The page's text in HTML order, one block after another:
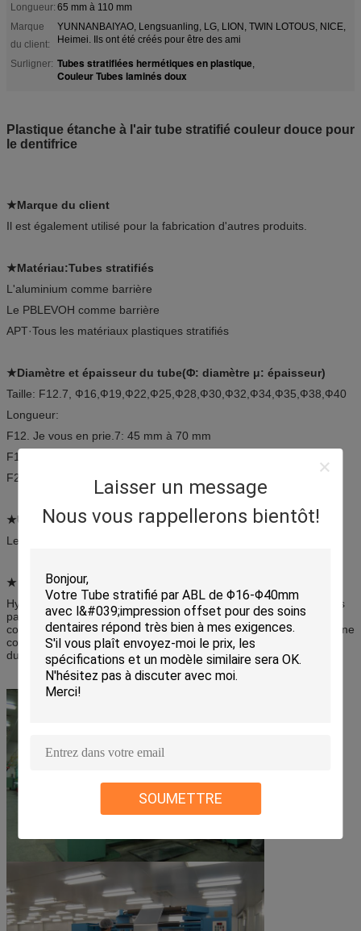
Laisser un message
Nous vous rappellerons bientôt!
SOUMETTRE
Longueur: 65 mm à 110 mm
Marque
du client:
YUNNANBAIYAO, Lengsuanling, LG, LION, TWIN LOTOUS, NICE,
Heimei. Ils ont été créés pour être des ami
Surligner: Tubes stratifiées hermétiques en plastique,
Couleur Tubes laminés doux
Plastique étanche à l'air tube stratifié couleur douce pour
le dentifrice
★Marque du client
Il est également utilisé pour la fabrication d'autres produits.
★Matériau:Tubes stratifiés
L'aluminium comme barrière
Le PBL­EVOH comme barrière
APT·Tous les matériaux plastiques stratifiés
★Diamètre et épaisseur du tube(Φ: diamètre μ: épaisseur)
Taille: F12.7, Ф16,Ф19,Ф22,Ф25,Ф28,Ф30,Ф32,Ф34,Ф35,Ф38,Ф40
Longueur:
F12. Je vous en prie.7: 45 mm à 70 mm
F16-F19: 65 mm à 110 mm
F22-F40: 85 mm à 194 mm
★Utilisation:
Les types de dentifrice, etc.
★ Caractéristique:
Hygiène, étanche à l'air, excellente barrière de l'air, de l'eau et des
parfums, facile à serrer, stérilisé avec une longue durée de
conservation, un teint fin, résistant aux éclats, une surface lisse, une
couleur riche,transfert facile, répondent aux différentes exigences
du secteur.